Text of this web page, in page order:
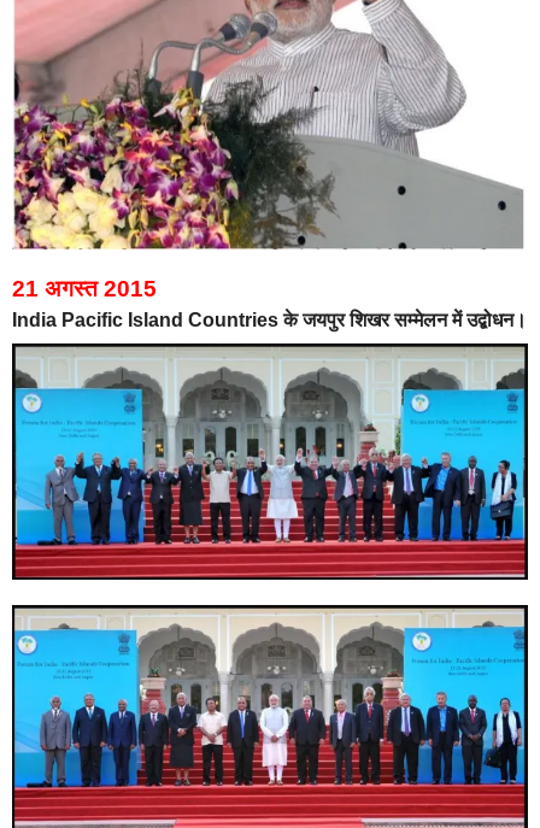
21 अगस्त 2015
India Pacific Island Countries के जयपुर शिखर सम्मेलन में उद्बोधन।